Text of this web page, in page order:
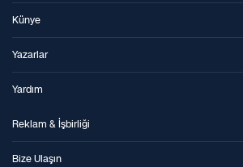
Künye
Yazarlar
Yardım
Reklam & İşbirliği
Bize Ulaşın